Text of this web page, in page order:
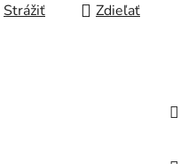
Strážiť Zdieľať